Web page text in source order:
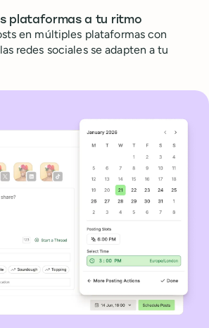
plataformas a tu ritmo
en múltiples plataformas con
redes sociales se adapten a tu